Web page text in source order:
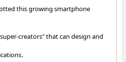
this growing smartphone
creators" that can design and